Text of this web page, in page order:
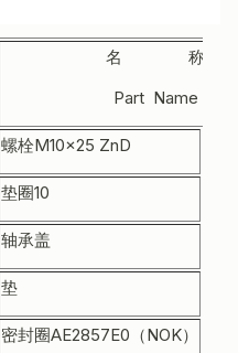
名 称
Part Name
螺栓M10×25 ZnD
垫圈10
轴承盖
垫
密封圈AE2857E0（NOK）